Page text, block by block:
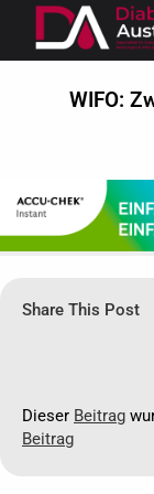
WIFO:
Share This Post
Dieser Beitrag
Beitrag